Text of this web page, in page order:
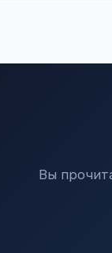
Вы